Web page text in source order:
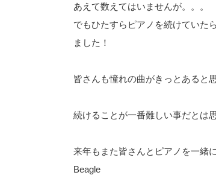
あえて数えてはいませんが。。。
でもひたすらピアノを続けていた
ました！
皆さんも憧れの曲がきっとあると
続けることが一番難しい事だとは
来年もまた皆さんとピアノを一緒
Beagle